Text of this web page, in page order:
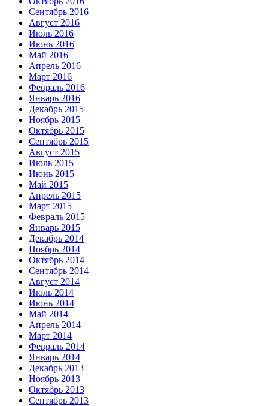
Сентябрь 2016
Август 2016
Июль 2016
Июнь 2016
Май 2016
Апрель 2016
Март 2016
Февраль 2016
Январь 2016
Декабрь 2015
Ноябрь 2015
Октябрь 2015
Сентябрь 2015
Август 2015
Июль 2015
Июнь 2015
Май 2015
Апрель 2015
Март 2015
Февраль 2015
Январь 2015
Декабрь 2014
Ноябрь 2014
Октябрь 2014
Сентябрь 2014
Август 2014
Июль 2014
Июнь 2014
Май 2014
Апрель 2014
Март 2014
Февраль 2014
Январь 2014
Декабрь 2013
Ноябрь 2013
Октябрь 2013
Сентябрь 2013